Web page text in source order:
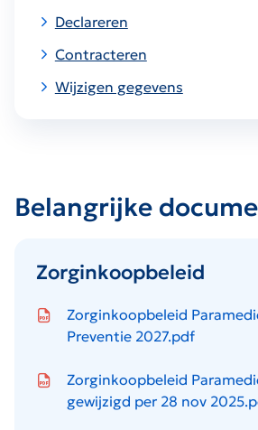
Declareren
Contracteren
Wijzigen gegevens
Belangrijke
Zorginkoopbeleid
Icon file type-pdfZorginkoopbeleid
Preventie 2027.pdf
Icon file type-pdfZorginkoopbeleid
gewijzigd per 28 nov